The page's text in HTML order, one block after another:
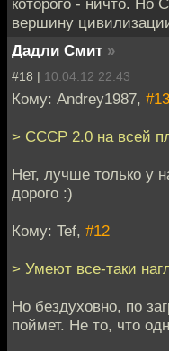
которого - ничто. Но
вершину
Дадли Смит »
#18 | 10.04.12 22:43
Кому: Andrey1987, #13
> СССР 2.0 на всей
Нет, лучше только у
дорого :)
Кому: Tef, #12
> Умеют все-таки
Но бездуховно, по
поймет. Не то, что